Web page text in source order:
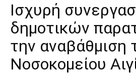
Ισχυρή
δημοτικών
την αναβάθμιση
Νοσοκομείου